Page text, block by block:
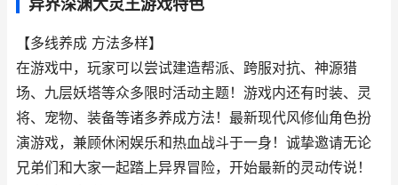
异界深渊大灵王游戏特色
【多线养成 方法多样】
在游戏中，玩家可以尝试建造帮派、跨服对抗、神源猎
场、九层妖塔等众多限时活动主题！游戏内还有时装、灵
将、宠物、装备等诸多养成方法！最新现代风修仙角色扮
演游戏，兼顾休闲娱乐和热血战斗于一身！诚挚邀请无论
兄弟们和大家一起踏上异界冒险，开始最新的灵动传说！